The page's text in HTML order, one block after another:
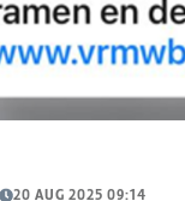
20 AUG 2025 09:14